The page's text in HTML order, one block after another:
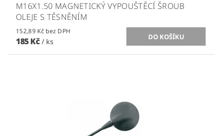
M16X1.50 MAGNETICKÝ VYPOUŠTĚCÍ ŠROUB
OLEJE S TĚSNĚNÍM
152,89 Kč bez DPH
185 Kč / ks